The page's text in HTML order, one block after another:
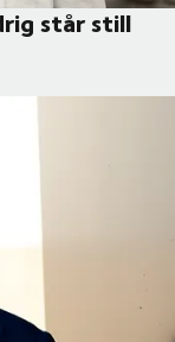
står still